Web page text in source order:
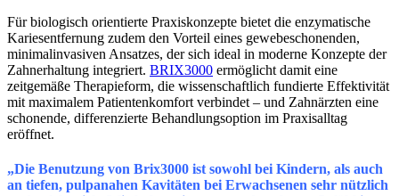
Für biologisch orientierte Praxiskonzepte bietet die enzymatische
Kariesentfernung zudem den Vorteil eines gewebeschonenden,
minimalinvasiven Ansatzes, der sich ideal in moderne Konzepte der
Zahnerhaltung integriert. BRIX3000 ermöglicht damit eine
zeitgemäße Therapieform, die wissenschaftlich fundierte Effektivität
mit maximalem Patientenkomfort verbindet – und Zahnärzten eine
schonende, differenzierte Behandlungsoption im Praxisalltag
eröffnet.
„Die Benutzung von Brix3000 ist sowohl bei Kindern, als auch
an tiefen, pulpanahen Kavitäten bei Erwachsenen sehr nützlich